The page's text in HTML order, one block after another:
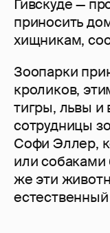
Гивскуде —
приносить
хищникам,
Зоопарки
кроликов,
тигры, львы и
сотрудницы
Софи Эллер,
или
же эти